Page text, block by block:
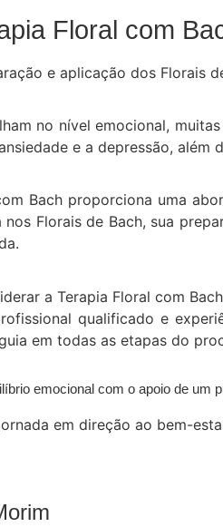
Floral com
e aplicação dos Florais
no nível emocional,
e a depressão,
Bach proporciona uma
Florais de Bach, sua
a Terapia Floral com
qualificado e
em todas as etapas do
emocional com o apoio de
em direção ao bem-